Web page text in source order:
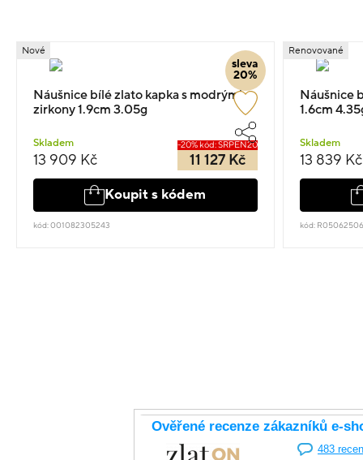
sleva
20%
Nové
Náušnice bílé zlato kapka s modrými
zirkony 1.9cm 3.05g
Skladem
13 909 Kč
-20% kód: SRPEN20
11 127 Kč
Koupit s kódem
kód: 001082305243
Renovované
Náušnice
1.6cm
Skladem
13 839 Kč
kód: